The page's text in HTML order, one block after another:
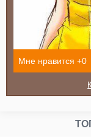
Мне нравится +0